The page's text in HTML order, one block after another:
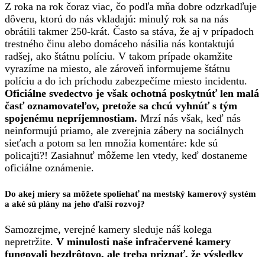
Z roka na rok čoraz viac, čo podľa mňa dobre odzrkadľuje
dôveru, ktorú do nás vkladajú: minulý rok sa na nás
obrátili takmer 250-krát. Často sa stáva, že aj v prípadoch
trestného činu alebo domáceho násilia nás kontaktujú
radšej, ako štátnu políciu. V takom prípade okamžite
vyrazíme na miesto, ale zároveň informujeme štátnu
políciu a do ich príchodu zabezpečíme miesto incidentu.
Oficiálne svedectvo je však ochotná poskytnúť len malá
časť oznamovateľov, pretože sa chcú vyhnúť s tým
spojenému nepríjemnostiam. Mrzí nás však, keď nás
neinformujú priamo, ale zverejnia zábery na sociálnych
sieťach a potom sa len množia komentáre: kde sú
policajti?! Zasiahnuť môžeme len vtedy, keď dostaneme
oficiálne oznámenie.
Do akej miery sa môžete spoliehať na mestský kamerový systém
a aké sú plány na jeho ďalší rozvoj?
Samozrejme, verejné kamery sleduje náš kolega
nepretržite. V minulosti naše infračervené kamery
fungovali bezdrôtovo, ale treba priznať, že výsledky